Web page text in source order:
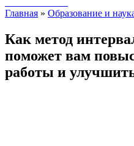
Главная » Образование и
Как метод
поможет вам
работы и